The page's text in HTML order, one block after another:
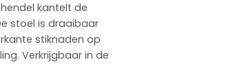
kantelt de
stoel is draaibaar
stiknaden op
Verkrijgbaar in de